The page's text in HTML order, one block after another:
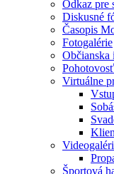
Odkaz pre
Diskusné
Časopis
Fotogalérie
Občianska
Virtuálne
Športová